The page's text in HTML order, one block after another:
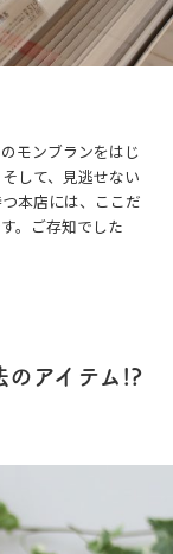
モンブランをはじ
して、見逃せない
本店には、ここだ
。ご存知でした
アイテム!?